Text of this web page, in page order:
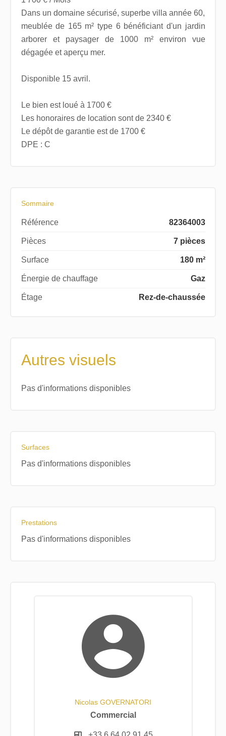
Dans un domaine sécurisé, superbe villa année 60,
meublée de 165 m² type 6 bénéficiant d'un jardin
arborer et paysager de 1000 m² environ vue
dégagée et aperçu mer.
Disponible 15 avril.
Le bien est loué à 1700 €
Les honoraires de location sont de 2340 €
Le dépôt de garantie est de 1700 €
DPE : C
Sommaire
Référence 82364003
Pièces 7 pièces
Surface 180 m²
Énergie de chauffage Gaz
Étage Rez-de-chaussée
Autres visuels
Pas d'informations disponibles
Surfaces
Pas d'informations disponibles
Prestations
Pas d'informations disponibles
Nicolas GOVERNATORI
Commercial